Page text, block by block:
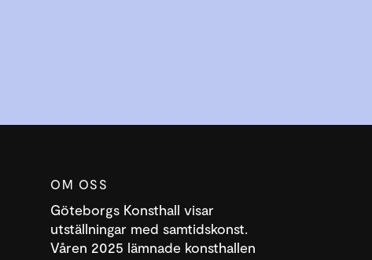
OM OSS
Göteborgs Konsthall visar
utställningar med samtidskonst.
Våren 2025 lämnade konsthallen